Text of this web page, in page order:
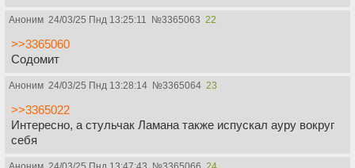
Аноним 24/03/25 Пнд 13:25:11 №3365063 22
>>3365060
Содомит
Аноним 24/03/25 Пнд 13:28:14 №3365064 23
>>3365022
Интересно, а стульчак Ламана также испускал ауру вокруг
себя